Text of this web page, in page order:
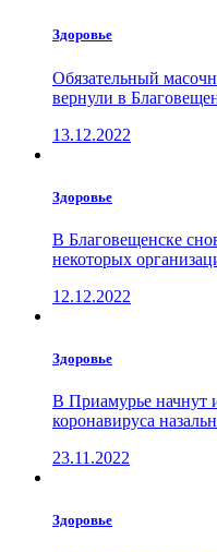
Здоровье
Обязательный
вернули в
13.12.2022
Здоровье
В Благовещенске
некоторых
12.12.2022
Здоровье
В Приамурье начнут
коронавируса
23.11.2022
Здоровье